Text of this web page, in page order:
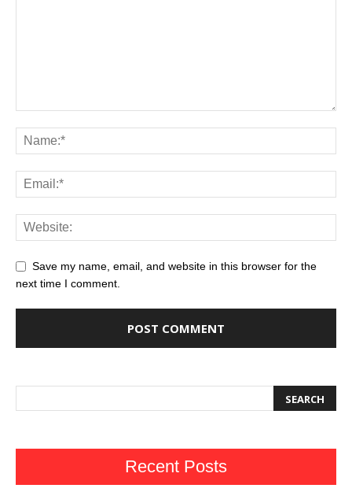
Save my name, email, and website in this browser for the
next time I comment.
Recent Posts